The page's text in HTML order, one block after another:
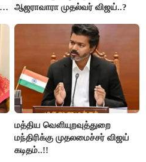
ஆஜராவாரா முதல்வர் விஜய்..?
மத்திய வெளியுறவுத்துறை
மந்திரிக்கு முதலமைச்சர் விஜய்
கடிதம்..!!